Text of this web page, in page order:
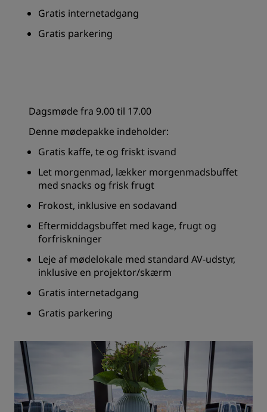
Gratis internetadgang
Gratis parkering
Dagsmøde fra 9.00 til 17.00
Denne mødepakke indeholder:
Gratis kaffe, te og friskt isvand
Let morgenmad, lækker morgenmadsbuffet
med snacks og frisk frugt
Frokost, inklusive en sodavand
Eftermiddagsbuffet med kage, frugt og
forfriskninger
Leje af mødelokale med standard AV-udstyr,
inklusive en projektor/skærm
Gratis internetadgang
Gratis parkering